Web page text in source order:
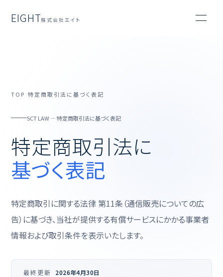
EIGHT株式会社エイト
TOP /特定商取引法に基づく表記
SCT LAW — 特定商取引法に基づく表記
特定商取引法に
基づく表記
特定商取引に関する法律 第11条（通信販売についての広
告）に基づき、当社が提供する有償サービスにかかる事業者
情報および取引条件を表示いたします。
最終更新
2026年4月30日